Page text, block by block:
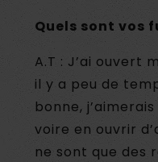
Quels sont vos
A.T : J’ai ouvert
il y a peu de
bonne,
voire en ouvrir
ne sont que des